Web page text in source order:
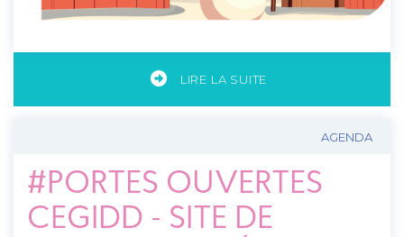
LIRE LA SUITE
AGENDA
#PORTES OUVERTES
CEGIDD - SITE DE